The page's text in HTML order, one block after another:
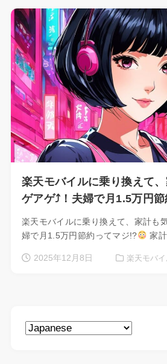
楽天モバイルに乗り換えて
ゲアゲ⤴！夫婦で月1.5万円
楽天モバイルに乗り換えて、家計も
婦で月1.5万円節約ってマジ!?
家
2025年12月8日 楽天モバ